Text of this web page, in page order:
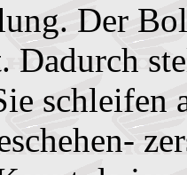
Der
Dadurch
schleifen